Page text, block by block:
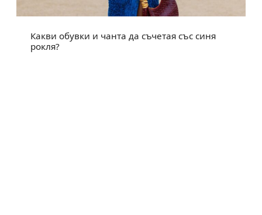
Какви обувки и чанта да съчетая със синя
рокля?